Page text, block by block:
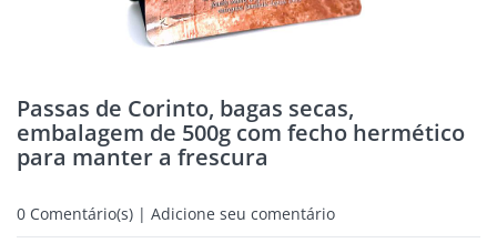
Passas de Corinto, bagas secas,
embalagem de 500g com fecho hermético
para manter a frescura
0 Comentário(s) | Adicione seu comentário